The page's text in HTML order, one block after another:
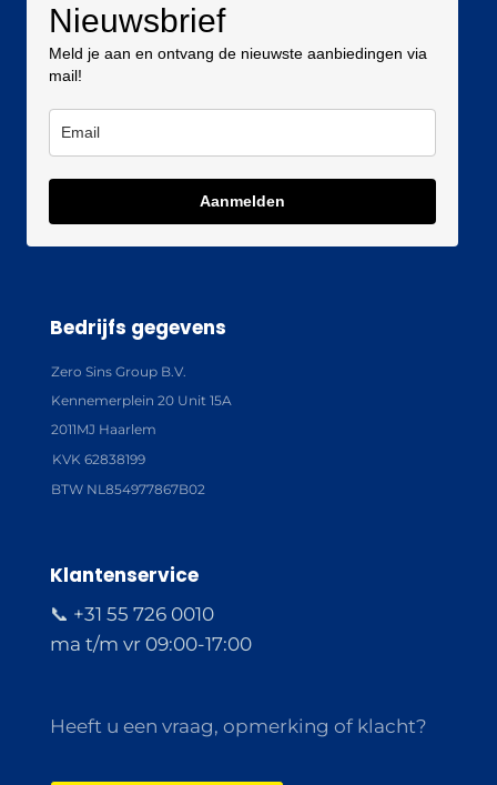
Nieuwsbrief
Meld je aan en ontvang de nieuwste aanbiedingen via
mail!
Aanmelden
Bedrijfs gegevens
Zero Sins Group B.V.
Kennemerplein 20 Unit 15A
2011MJ Haarlem
KVK 62838199
BTW NL854977867B02
Klantenservice
📞 +31 55 726 0010
ma t/m vr 09:00-17:00
Heeft u een vraag, opmerking of klacht?